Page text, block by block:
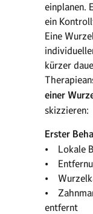
einplanen.
ein
Eine
kürzer
einer
skizzieren:
Erster
• Lokale
•
•
•
entfernt